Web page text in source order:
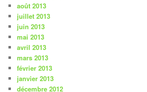
août 2013
juillet 2013
juin 2013
mai 2013
avril 2013
mars 2013
février 2013
janvier 2013
décembre 2012